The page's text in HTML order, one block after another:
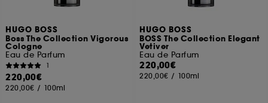
HUGO BOSS
Boss The Collection Vigorous
Cologne
Eau de Parfum
1
220,00€
220,00€ / 100ml
HUGO BOSS
BOSS The Collection Elegant
Vetiver
Eau de Parfum
220,00€
220,00€ / 100ml